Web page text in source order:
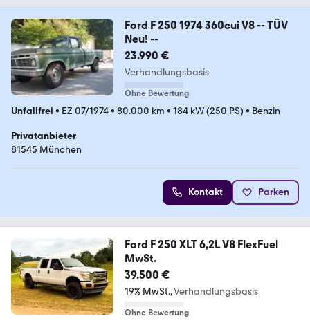
Ford F 250 1974 360cui V8 -- TÜV
Neu! --
23.990 €
Verhandlungsbasis
Ohne Bewertung
Unfallfrei • EZ 07/1974• 80.000 km • 184 kW (250 PS) • Benzin
Privatanbieter
81545 München
Kontakt Parken
Ford F 250 XLT 6,2L V8 FlexFuel
MwSt.
39.500 €
19% MwSt. Verhandlungsbasis
Ohne Bewertung